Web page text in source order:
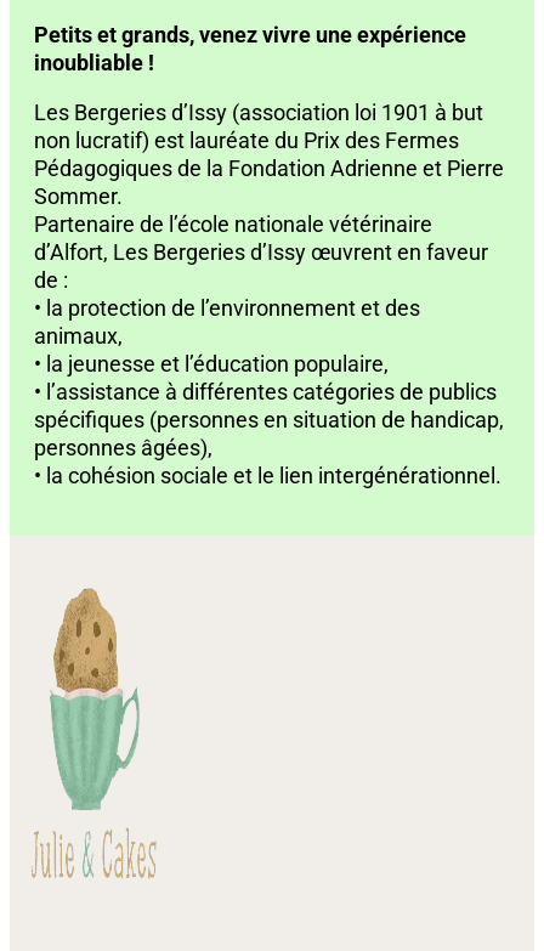
Petits et grands, venez vivre une expérience
inoubliable !
Les Bergeries d’Issy (association loi 1901 à but
non lucratif) est lauréate du Prix des Fermes
Pédagogiques de la Fondation Adrienne et Pierre
Sommer.
Partenaire de l’école nationale vétérinaire
d’Alfort, Les Bergeries d’Issy œuvrent en faveur
de :
• la protection de l’environnement et des
animaux,
• la jeunesse et l’éducation populaire,
• l’assistance à différentes catégories de publics
spécifiques (personnes en situation de handicap,
personnes âgées),
• la cohésion sociale et le lien intergénérationnel.